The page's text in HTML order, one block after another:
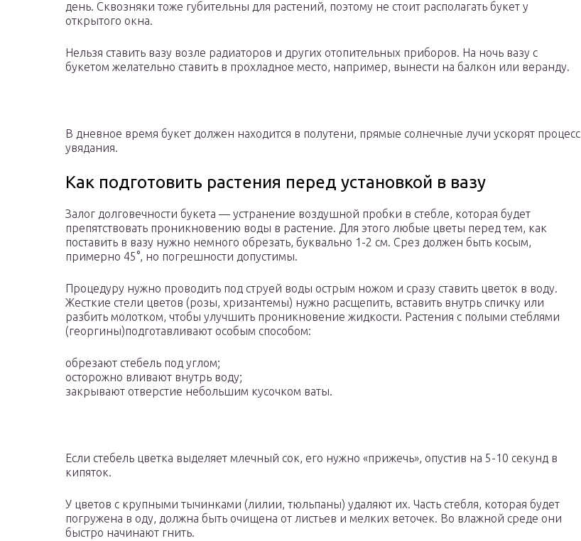
день. Сквозняки тоже губительны для растений, поэтому не стоит располагать букет у
открытого окна.
Нельзя ставить вазу возле радиаторов и других отопительных приборов. На ночь вазу с
букетом желательно ставить в прохладное место, например, вынести на балкон или веранду.
В дневное время букет должен находится в полутени, прямые солнечные лучи ускорят процесс
увядания.
Как подготовить растения перед установкой в вазу
Залог долговечности букета — устранение воздушной пробки в стебле, которая будет
препятствовать проникновению воды в растение. Для этого любые цветы перед тем, как
поставить в вазу нужно немного обрезать, буквально 1-2 см. Срез должен быть косым,
примерно 45°, но погрешности допустимы.
Процедуру нужно проводить под струей воды острым ножом и сразу ставить цветок в воду.
Жесткие стели цветов (розы, хризантемы) нужно расщепить, вставить внутрь спичку или
разбить молотком, чтобы улучшить проникновение жидкости. Растения с полыми стеблями
(георгины)подготавливают особым способом:
обрезают стебель под углом;
осторожно вливают внутрь воду;
закрывают отверстие небольшим кусочком ваты.
Если стебель цветка выделяет млечный сок, его нужно «прижечь», опустив на 5-10 секунд в
кипяток.
У цветов с крупными тычинками (лилии, тюльпаны) удаляют их. Часть стебля, которая будет
погружена в оду, должна быть очищена от листьев и мелких веточек. Во влажной среде они
быстро начинают гнить.